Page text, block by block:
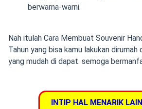
berwarna-warni.
Nah itulah Cara Membuat Souvenir
Tahun yang bisa kamu lakukan dirumah
yang mudah di dapat. semoga
INTIP HAL MENARIK